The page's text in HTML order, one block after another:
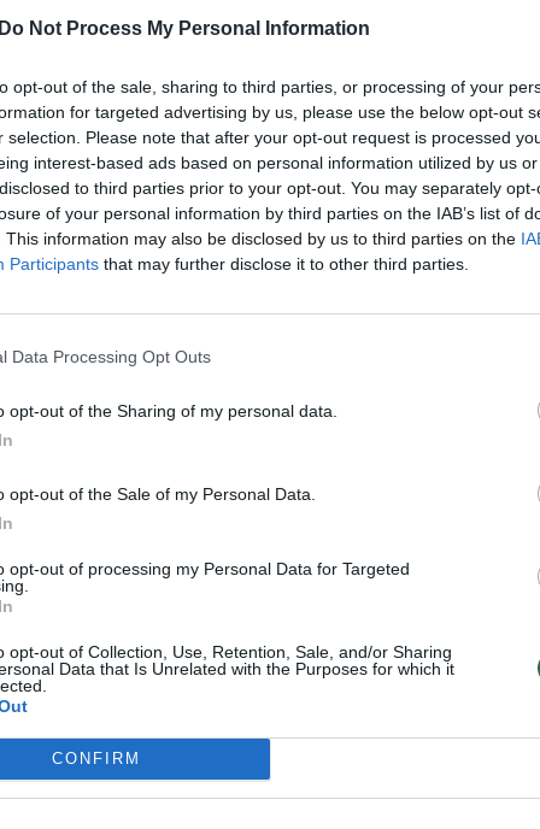
Do Not Process My Personal Information
opt-out of the sale, sharing to third parties, or processing of your
for targeted advertising by us, please use the below opt-out
selection. Please note that after your opt-out request is processed
interest-based ads based on personal information utilized by us
to third parties prior to your opt-out. You may separately
of your personal information by third parties on the IAB’s list of
This information may also be disclosed by us to third parties on the
Participants that may further disclose it to other third parties.
Data Processing Opt Outs
opt-out of the Sharing of my personal data.
opt-out of the Sale of my Personal Data.
opt-out of processing my Personal Data for Targeted
opt-out of Collection, Use, Retention, Sale, and/or Sharing
Data that Is Unrelated with the Purposes for which it
CONFIRM
Teismo teisėjo Egidijaus Laužiko, bei
Bavėjano ir Konstantino Gurino. Tačiau Teisėjų
Korupcija Teismų korupcijos skandalas
–
Liūdna vyresnio amžiaus dirbančiųjų
kasdienybė – priekabiavimas, patyčios ir
Nyderlanduose apgynė čempionų vardą